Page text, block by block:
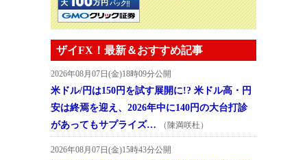
ザイFX！最新＆おすすめ記事
2026年08月07日(金)18時09分公開
米ドル/円は150円を試す展開に!? 米ドル高・円
安は終焉を迎え、2026年中に140円の大台打診
があってもサプライズ…
（陳満咲杜）
2026年08月07日(金)15時43分公開